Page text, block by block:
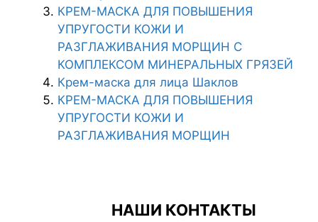
КРЕМ-МАСКА ДЛЯ ПОВЫШЕНИЯ
УПРУГОСТИ КОЖИ И
РАЗГЛАЖИВАНИЯ МОРЩИН С
КОМПЛЕКСОМ МИНЕРАЛЬНЫХ ГРЯЗЕЙ
Крем-маска для лица Шаклов
КРЕМ-МАСКА ДЛЯ ПОВЫШЕНИЯ
УПРУГОСТИ КОЖИ И
РАЗГЛАЖИВАНИЯ МОРЩИН
НАШИ КОНТАКТЫ